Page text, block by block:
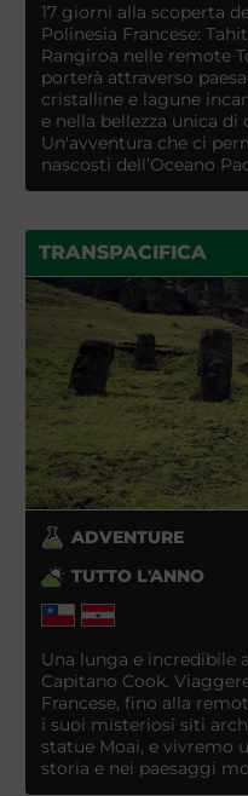
17 giorni alla scoperta
Polinesia Francese:
Rangiroa nelle remote
porterà attraverso
cristalline e lagune
e nella bellezza unica
Un'avventura che ci
nascosti dell’Oceano
TRANSPACIFICA
ADVENTURE
TUTTO L'ANNO
Una lunga e incredibile
Capitano Cook.
Francese, fino alla
i suoi misteriosi siti
statue Moai, e vivremo
storia e nei paesaggi